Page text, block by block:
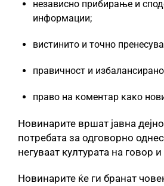
независно прибирање и
информации;
вистинито и точно
правичност и
право на коментар како
Новинарите вршат јавна
потребата за одговорно
негуваат културата на говор и
Новинарите ќе ги бранат